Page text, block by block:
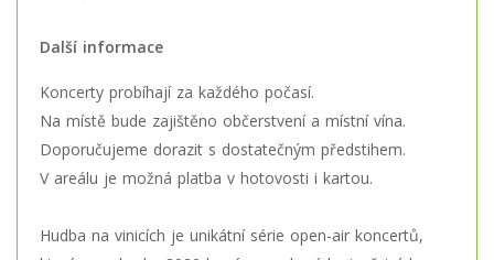
Další informace
Koncerty probíhají za každého počasí.
Na místě bude zajištěno občerstvení a místní vína.
Doporučujeme dorazit s dostatečným předstihem.
V areálu je možná platba v hotovosti i kartou.
Hudba na vinicích je unikátní série open-air koncertů,